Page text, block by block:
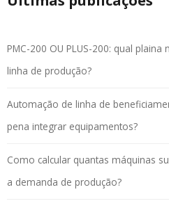
PMC-200 OU PLUS-200: qual
linha de produção?
Automação de linha de
pena integrar equipamentos?
Como calcular quantas máquinas
a demanda de produção?